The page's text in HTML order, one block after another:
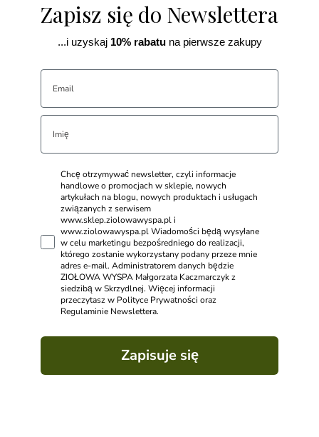
Zapisz się do Newslettera
...i uzyskaj10% rabatuna pierwsze zakupy
Chcę otrzymywać newsletter, czyli informacje
handlowe o promocjach w sklepie, nowych
artykułach na blogu, nowych produktach i usługach
związanych z serwisem
www.sklep.ziolowawyspa.pl i
www.ziolowawyspa.pl Wiadomości będą wysyłane
w celu marketingu bezpośredniego do realizacji,
którego zostanie wykorzystany podany przeze mnie
adres e-mail. Administratorem danych będzie
ZIOŁOWA WYSPA Małgorzata Kaczmarczyk z
siedzibą w Skrzydlnej. Więcej informacji
przeczytasz w Polityce Prywatności oraz
Regulaminie Newslettera.
Zapisuje się